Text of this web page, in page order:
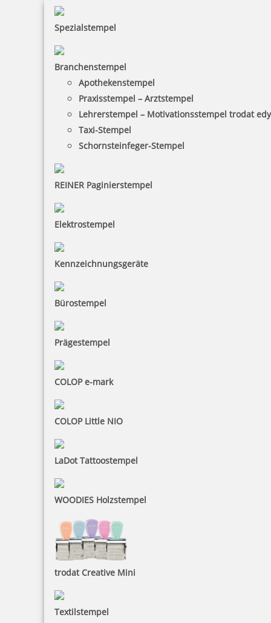
Spezialstempel
Branchenstempel
Apothekenstempel
Praxisstempel – Arztstempel
Lehrerstempel – Motivationsstempel trodat
Taxi-Stempel
Schornsteinfeger-Stempel
REINER Paginierstempel
Elektrostempel
Kennzeichnungsgeräte
Bürostempel
Prägestempel
COLOP e-mark
COLOP Little NIO
LaDot Tattoostempel
WOODIES Holzstempel
trodat Creative Mini
Textilstempel